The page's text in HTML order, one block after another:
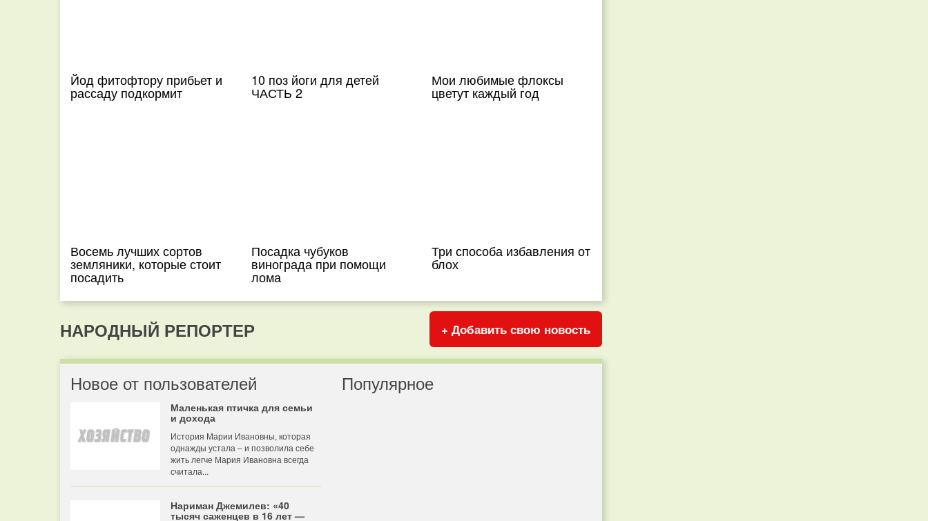
Йод фитофтору прибьет и
рассаду подкормит
10 поз йоги для детей
ЧАСТЬ 2
Мои любимые флоксы
цветут каждый год
Восемь лучших сортов
земляники, которые стоит
посадить
Посадка чубуков
винограда при помощи
лома
Три способа избавления от
блох
НАРОДНЫЙ РЕПОРТЕР + Добавить свою новость
Новое от пользователей
Маленькая птичка для семьи
и дохода
История Марии Ивановны, которая
однажды устала – и позволила себе
жить легче Мария Ивановна всегда
считала...
Нариман Джемилев: «40
тысяч саженцев в 16 лет —
Популярное